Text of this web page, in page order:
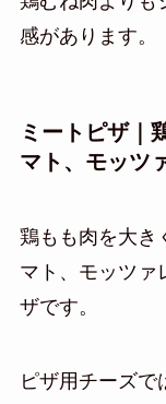
感があります。
ミートピザ｜
マト、モッツ
鶏もも肉を大き
マト、モッツァ
ザです。
ピザ用チーズで